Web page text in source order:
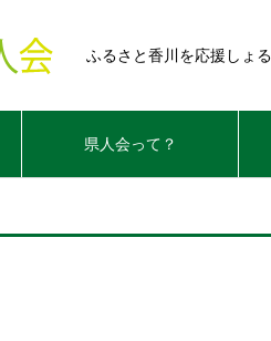
ふるさと香川を応援しょ
県人会って？